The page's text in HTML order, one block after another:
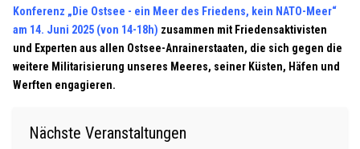
Konferenz „Die Ostsee - ein Meer des Friedens, kein NATO-Meer“
am 14. Juni 2025 (von 14-18h) zusammen mit Friedensaktivisten
und Experten aus allen Ostsee-Anrainerstaaten, die sich gegen die
weitere Militarisierung unseres Meeres, seiner Küsten, Häfen und
Werften engagieren.
Nächste Veranstaltungen